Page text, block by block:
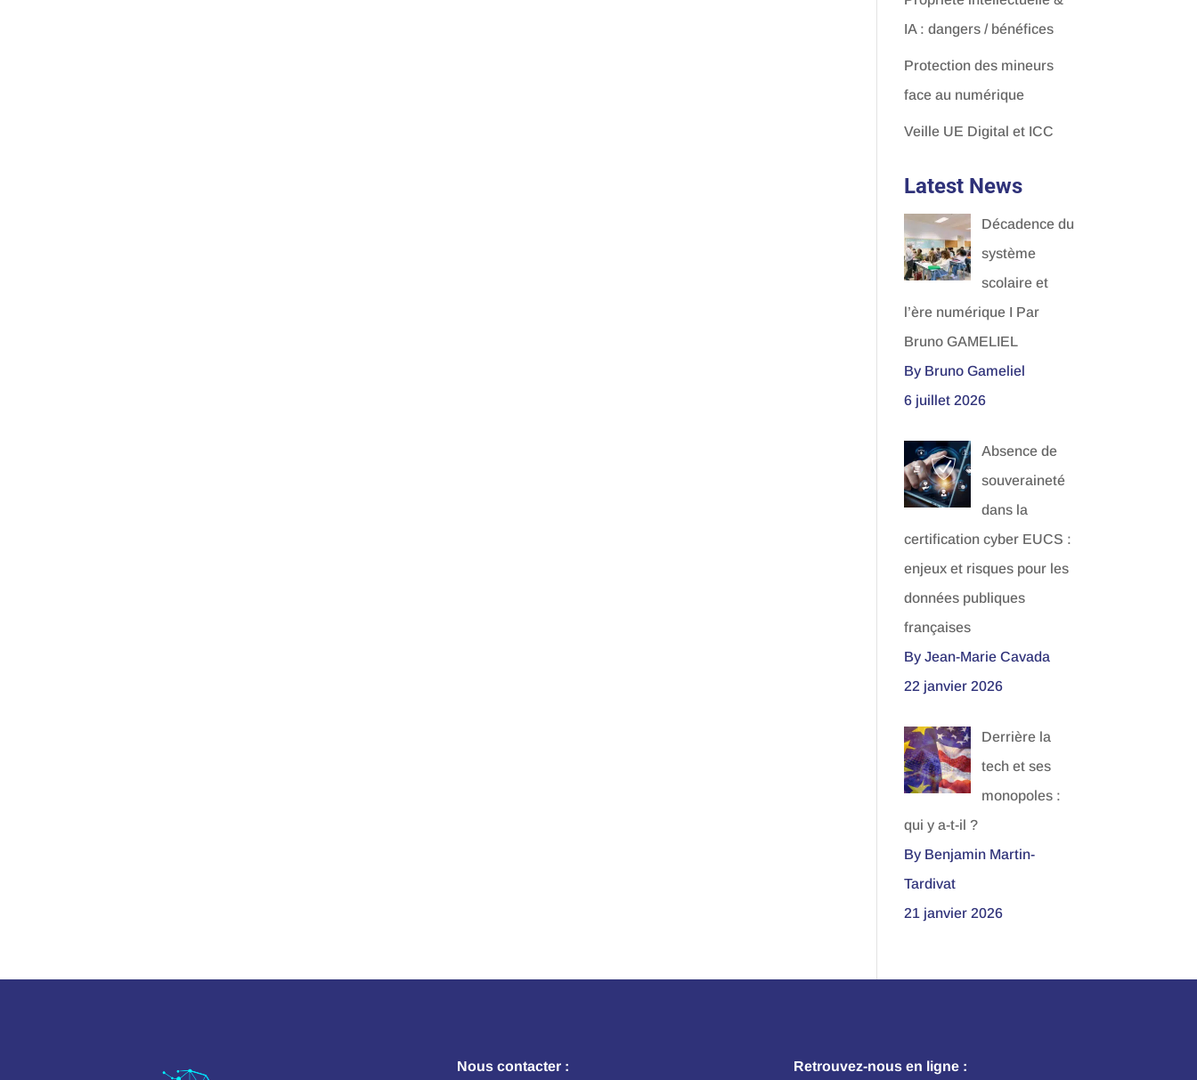
IA : dangers / bénéfices
Protection des mineurs
face au numérique
Veille UE Digital et ICC
Latest News
Décadence du
système
scolaire et
l’ère numérique I Par
Bruno GAMELIEL
By Bruno Gameliel
6 juillet 2026
Absence de
souveraineté
dans la
certification cyber EUCS :
enjeux et risques pour les
données publiques
françaises
By Jean-Marie Cavada
22 janvier 2026
Derrière la
tech et ses
monopoles :
qui y a-t-il ?
By Benjamin Martin-
Tardivat
21 janvier 2026
Nous contacter : Retrouvez-nous en ligne :